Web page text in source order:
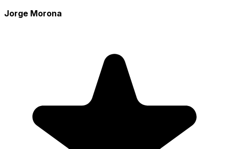
Jorge Morona